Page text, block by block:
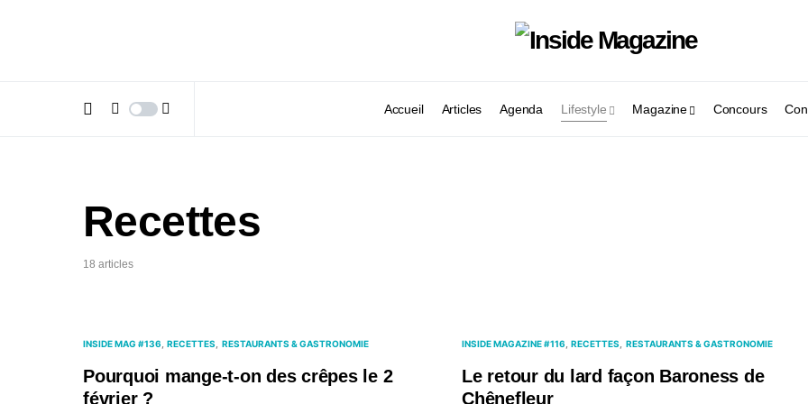
Accueil Articles Agenda Lifestyle Magazine Concours
Recettes
18 articles
INSIDE MAG #136 RECETTES RESTAURANTS & GASTRONOMIE
Pourquoi mange-t-on des crêpes le 2
février ?
INSIDE MAGAZINE #116 RECETTES RESTAURANTS & GASTRONOMIE
Le retour du lard façon Baroness de
Chênefleur